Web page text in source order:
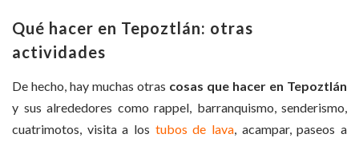
Qué hacer en Tepoztlán: otras
actividades
De hecho, hay muchas otras cosas que hacer en Tepoztlán
y sus alrededores como rappel, barranquismo, senderismo,
cuatrimotos, visita a los tubos de lava, acampar, paseos a